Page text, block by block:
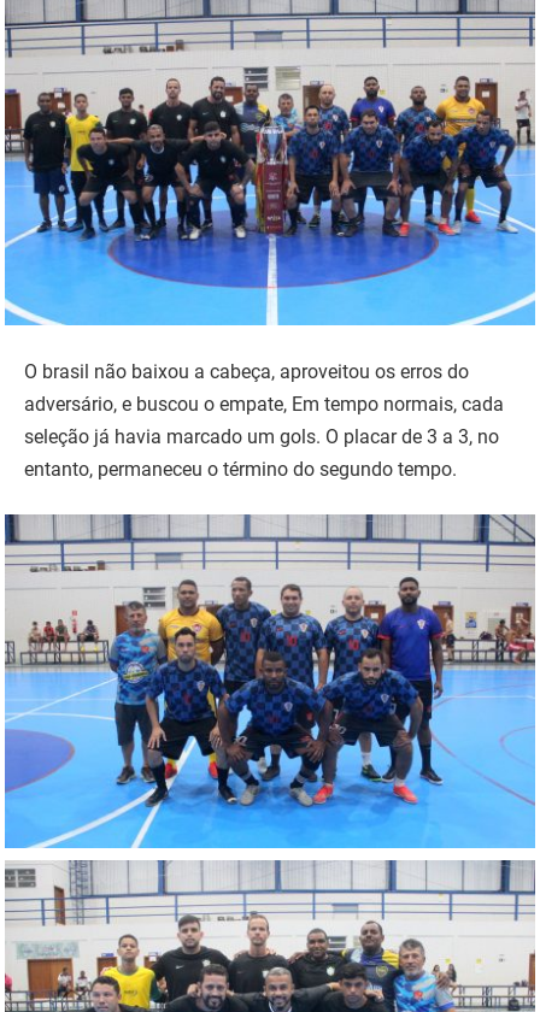
O brasil não baixou a cabeça, aproveitou os erros do
adversário, e buscou o empate, Em tempo normais, cada
seleção já havia marcado um gols. O placar de 3 a 3, no
entanto, permaneceu o término do segundo tempo.